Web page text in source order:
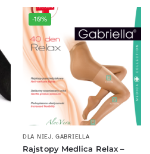
-10%
DLA NIEJ,GABRIELLA
Rajstopy Medlica Relax –